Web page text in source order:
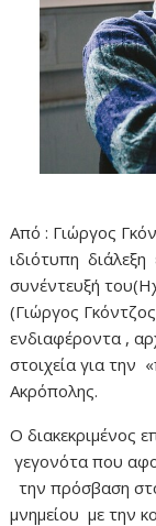
Από : Γιώργος
ιδιότυπη
συνέντευξή
(Γιώργος
ενδιαφέροντα ,
στοιχεία για την
Ακρόπολης.
Ο διακεκριμένος
γεγονότα που
την πρόσβαση
μνημείου με την